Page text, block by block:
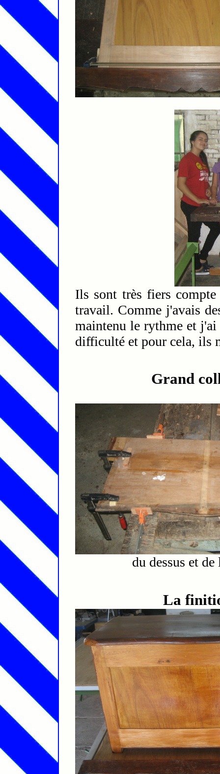
Ils sont très fiers
travail. Comme j'avais
maintenu le rythme et j'ai
difficulté et pour cela, ils
Grand
du dessus et de
La